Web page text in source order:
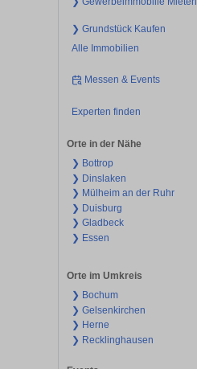
❯ Grundstück Kaufen
Alle Immobilien
Messen & Events
Experten finden
Orte in der Nähe
❯ Bottrop
❯ Dinslaken
❯ Mülheim an der Ruhr
❯ Duisburg
❯ Gladbeck
❯ Essen
Orte im Umkreis
❯ Bochum
❯ Gelsenkirchen
❯ Herne
❯ Recklinghausen